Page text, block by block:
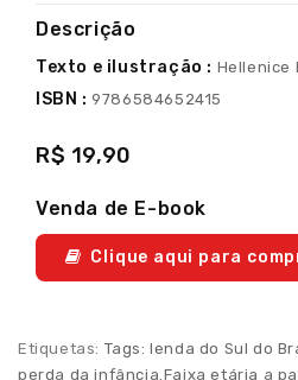
Descrição
Texto e ilustração : Hellenice
ISBN : 9786584652415
R$ 19,90
Venda de E-book
Clique aqui para
Etiquetas: Tags: lenda do Sul do
perda da infância.Faixa etária a